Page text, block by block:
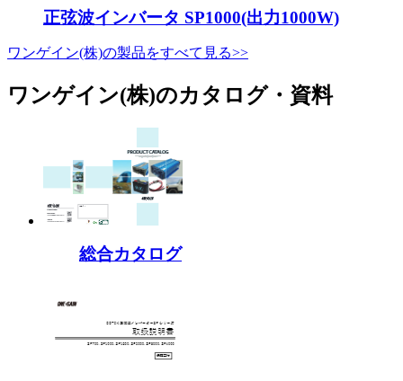
正弦波インバータ SP1000(出力1000W)
ワンゲイン(株)の製品をすべて見る>>
ワンゲイン(株)のカタログ・資料
総合カタログ